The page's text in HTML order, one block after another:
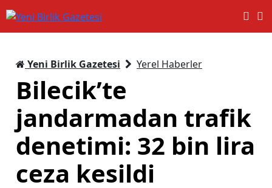
Yeni Birlik Gazetesi Yerel Haberler
Bilecik’te
jandarmadan trafik
denetimi: 32 bin lira
ceza kesildi